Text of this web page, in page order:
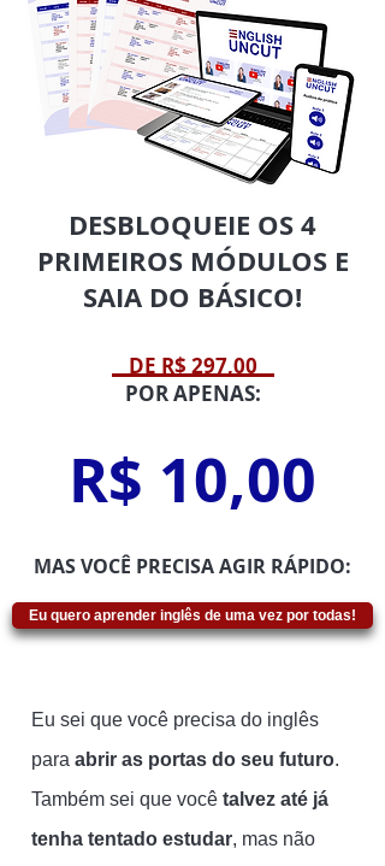
DESBLOQUEIE OS 4
PRIMEIROS MÓDULOS E
SAIA DO BÁSICO!
DE R$ 297,00
POR APENAS:
R$ 10,00
MAS VOCÊ PRECISA AGIR RÁPIDO:
Eu quero aprender inglês de uma vez por todas!
Eu sei que você precisa do inglês
para abrir as portas do seu futuro.
Também sei que você talvez até já
tenha tentado estudar, mas não